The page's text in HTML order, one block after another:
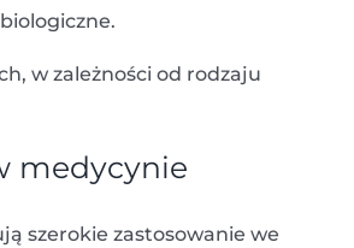
w zależności od rodzaju
medycynie
szerokie zastosowanie we